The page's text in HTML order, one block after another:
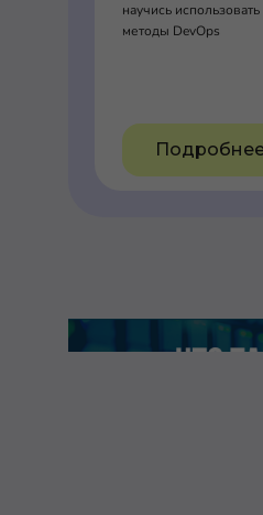
научись
методы DevOps